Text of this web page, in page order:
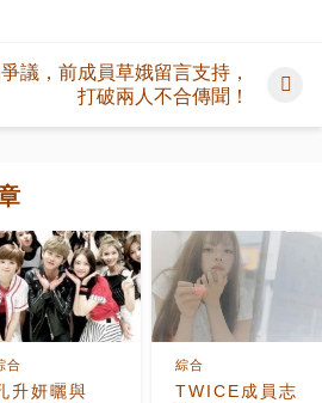
議，前成員草娥留言支持，
打破兩人不合傳聞！
升妍曬與
合
TWICE成員志
綜合